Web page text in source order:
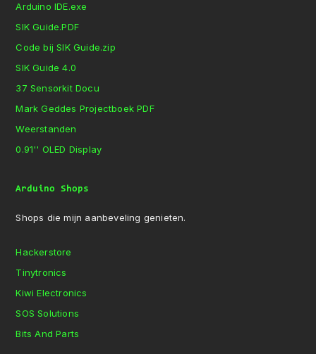
Arduino IDE.exe
SIK Guide.PDF
Code bij SIK Guide.zip
SIK Guide 4.0
37 Sensorkit Docu
Mark Geddes Projectboek PDF
Weerstanden
0.91'' OLED Display
Arduino Shops
Shops die mijn aanbeveling genieten.
Hackerstore
Tinytronics
Kiwi Electronics
SOS Solutions
Bits And Parts